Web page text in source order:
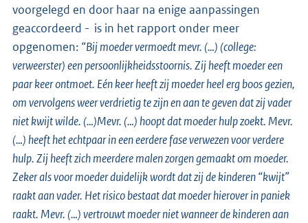
voorgelegd en door haar na enige aanpassingen
geaccordeerd - is in het rapport onder meer
opgenomen: “Bij moeder vermoedt mevr. (…) (college:
verweerster) een persoonlijkheidsstoornis. Zij heeft moeder een
paar keer ontmoet. Eén keer heeft zij moeder heel erg boos gezien,
om vervolgens weer verdrietig te zijn en aan te geven dat zij vader
niet kwijt wilde. (…)Mevr. (…) hoopt dat moeder hulp zoekt. Mevr.
(…) heeft het echtpaar in een eerdere fase verwezen voor verdere
hulp. Zij heeft zich meerdere malen zorgen gemaakt om moeder.
Zeker als voor moeder duidelijk wordt dat zij de kinderen “kwijt”
raakt aan vader. Het risico bestaat dat moeder hierover in paniek
raakt. Mevr. (…) vertrouwt moeder niet wanneer de kinderen aan